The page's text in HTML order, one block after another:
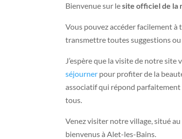
Bienvenue sur lesite officiel de la
Vous pouvez accéder facilement à
transmettre toutes suggestions
J’espère que la visite de notre
séjourner pour profiter de la
associatif qui répond
tous.
Venez visiter notre village, situé
bienvenus à Alet-les-Bains.